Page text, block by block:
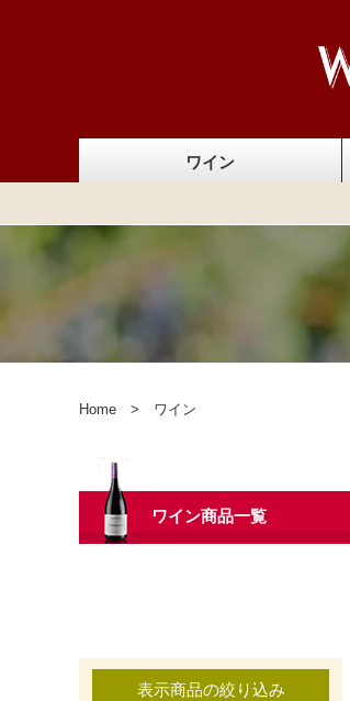
ワイン
Home ワイン
ワイン商品一覧
表示商品の絞り込み